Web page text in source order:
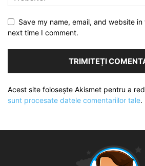
Save my name, email, and website
next time I comment.
Acest site folosește Akismet pentru a
sunt procesate datele comentariilor tale.